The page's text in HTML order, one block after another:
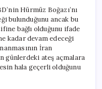
Hürmüz Boğazı’nı
bulunduğunu ancak bu
bağlı olduğunu ifade
kadar devam edeceği
İran
günlerdeki ateş açmalara
hala geçerli olduğunu